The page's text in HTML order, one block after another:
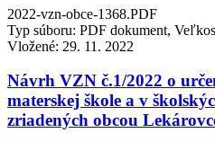
2022-vzn-obce-1368.PDF
Typ súboru: PDF dokument,
Vložené: 29. 11. 2022
Návrh VZN č.1/2022 o
materskej škole a v
zriadených obcou